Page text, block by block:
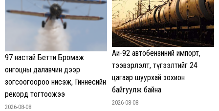
97 настай Бетти Бромаж
онгоцны далавчин дээр
зогсоогоороо нисэж, Гиннесийн
рекорд тогтоожээ
2026-08-08
Аи-92 автобензиний импорт,
тээвэрлэлт, түгээлтийг 24
цагаар шуурхай зохион
байгуулж байна
2026-08-08